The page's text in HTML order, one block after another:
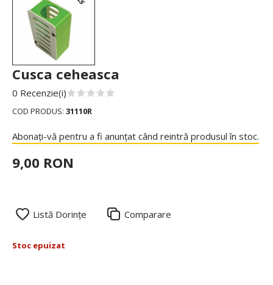
Cusca ceheasca
0 Recenzie(i)
COD PRODUS: 31110R
Abonați-vă pentru a fi anunțat când reintră produsul în stoc.
9,00 RON
Listă Dorințe Comparare
Stoc epuizat